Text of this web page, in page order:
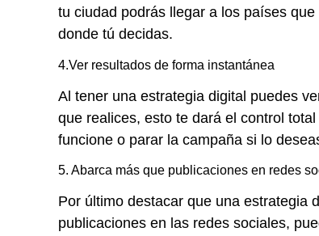
tu ciudad podrás llegar a los países
donde tú decidas.
4.Ver resultados de forma instantánea
Al tener una estrategia digital puedes
que realices, esto te dará el control
funcione o parar la campaña si lo
5. Abarca más que publicaciones en redes
Por último destacar que una estrategia
publicaciones en las redes sociales,